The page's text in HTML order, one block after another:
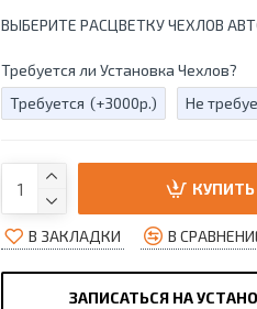
ВЫБЕРИТЕ РАСЦВЕТКУ ЧЕХЛОВ
Требуется ли Установка Чехлов?
Требуется (+3000р.) Не
КУПИТЬ
В ЗАКЛАДКИ В
ЗАПИСАТЬСЯ НА